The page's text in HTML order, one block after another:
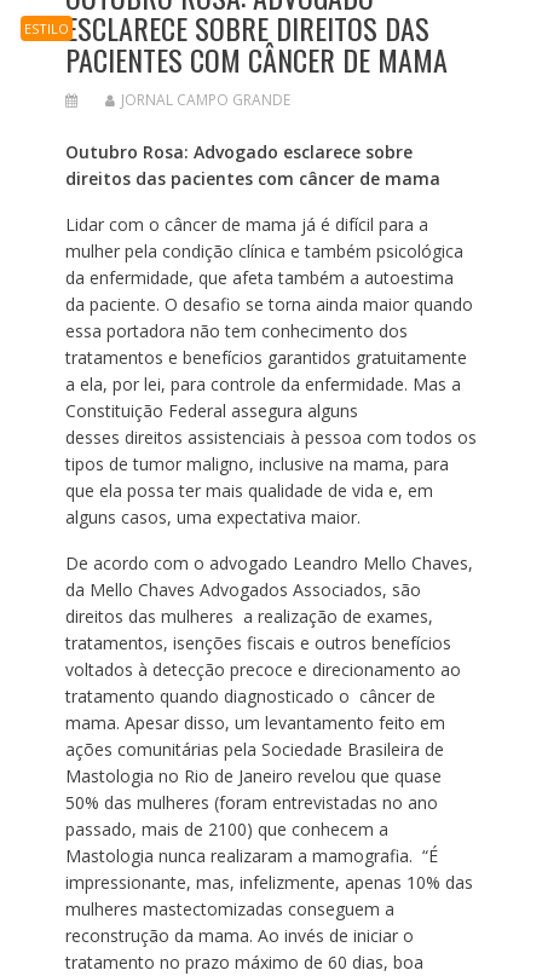
ESTILOESCLARECE SOBRE DIREITOS DAS
PACIENTES COM CÂNCER DE MAMA
JORNAL CAMPO GRANDE
Outubro Rosa: Advogado esclarece sobre
direitos das pacientes com câncer de mama
Lidar com o câncer de mama já é difícil para a
mulher pela condição clínica e também psicológica
da enfermidade, que afeta também a autoestima
da paciente. O desafio se torna ainda maior quando
essa portadora não tem conhecimento dos
tratamentos e benefícios garantidos gratuitamente
a ela, por lei, para controle da enfermidade. Mas a
Constituição Federal assegura alguns
desses direitos assistenciais à pessoa com todos os
tipos de tumor maligno, inclusive na mama, para
que ela possa ter mais qualidade de vida e, em
alguns casos, uma expectativa maior.
De acordo com o advogado Leandro Mello Chaves,
da Mello Chaves Advogados Associados, são
direitos das mulheres a realização de exames,
tratamentos, isenções fiscais e outros benefícios
voltados à detecção precoce e direcionamento ao
tratamento quando diagnosticado o câncer de
mama. Apesar disso, um levantamento feito em
ações comunitárias pela Sociedade Brasileira de
Mastologia no Rio de Janeiro revelou que quase
50% das mulheres (foram entrevistadas no ano
passado, mais de 2100) que conhecem a
Mastologia nunca realizaram a mamografia. “É
impressionante, mas, infelizmente, apenas 10% das
mulheres mastectomizadas conseguem a
reconstrução da mama. Ao invés de iniciar o
tratamento no prazo máximo de 60 dias, boa